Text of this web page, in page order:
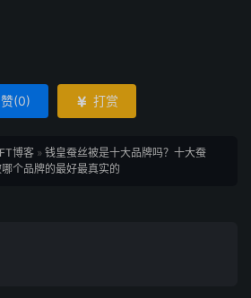
赞(0)  打赏
博客» 钱皇蚕丝被是十大品牌吗？十大蚕
个品牌的最好最真实的